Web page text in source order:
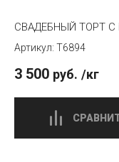
СВАДЕБНЫЙ ТОРТ
T6894
3 500 руб. /кг